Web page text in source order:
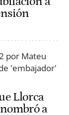
Llorca
a